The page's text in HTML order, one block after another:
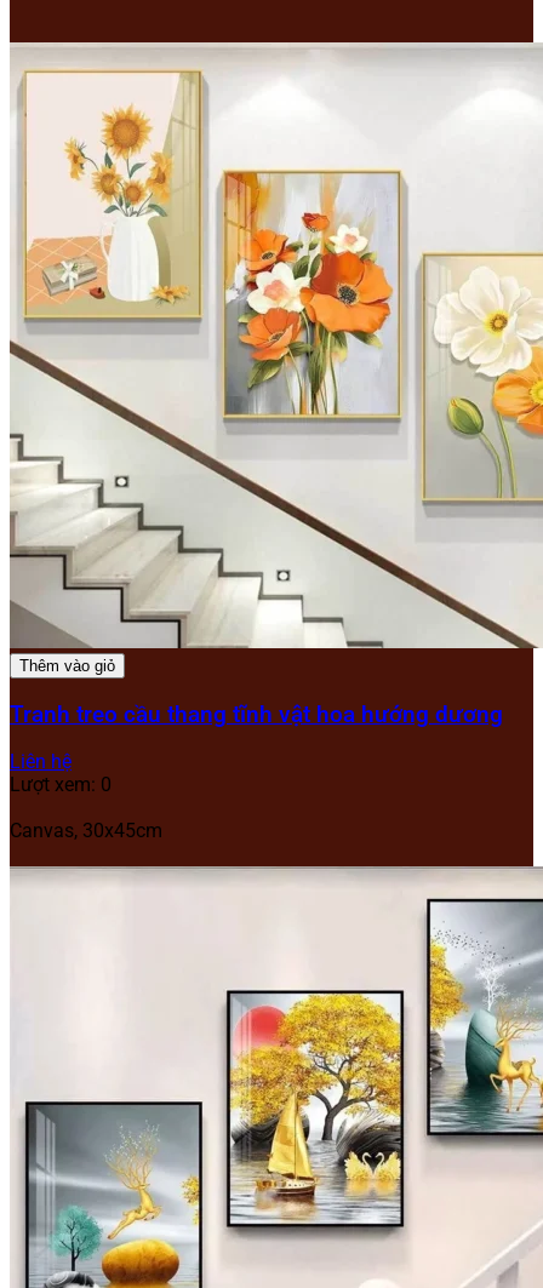
Thêm vào giỏ
Tranh treo cầu thang tĩnh vật hoa hướng dương
Liên hệ
Lượt xem: 0
Canvas, 30x45cm